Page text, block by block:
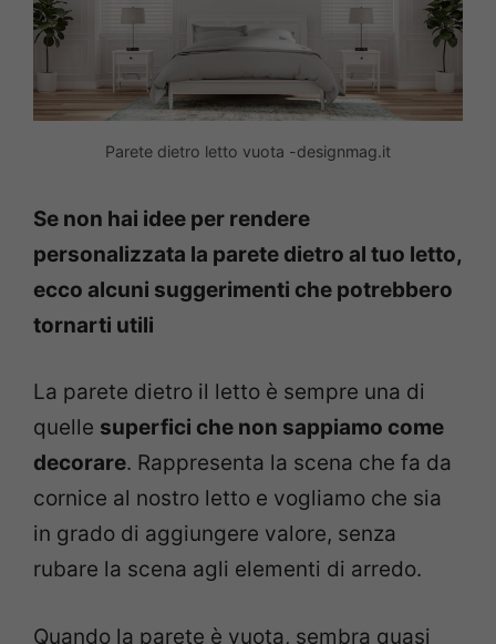
Parete dietro letto vuota -designmag.it
Se non hai idee per rendere
personalizzata la parete dietro al tuo letto,
ecco alcuni suggerimenti che potrebbero
tornarti utili
La parete dietro il letto è sempre una di
quelle superfici che non sappiamo come
decorare. Rappresenta la scena che fa da
cornice al nostro letto e vogliamo che sia
in grado di aggiungere valore, senza
rubare la scena agli elementi di arredo.
Quando la parete è vuota, sembra quasi